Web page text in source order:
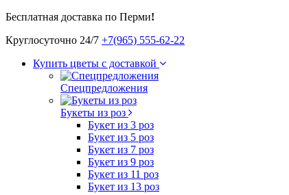
Бесплатная доставка по Перми!
Круглосуточно 24/7 +7(965) 555-62-22
Купить цветы с доставкой
Спецпредложения
Букеты из роз
Букет из 3 роз
Букет из 5 роз
Букет из 7 роз
Букет из 9 роз
Букет из 11 роз
Букет из 13 роз